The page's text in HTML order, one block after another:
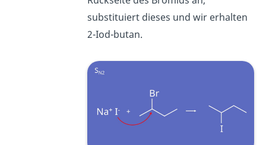
substituiert dieses und wir erhalten
2-Iod-butan.